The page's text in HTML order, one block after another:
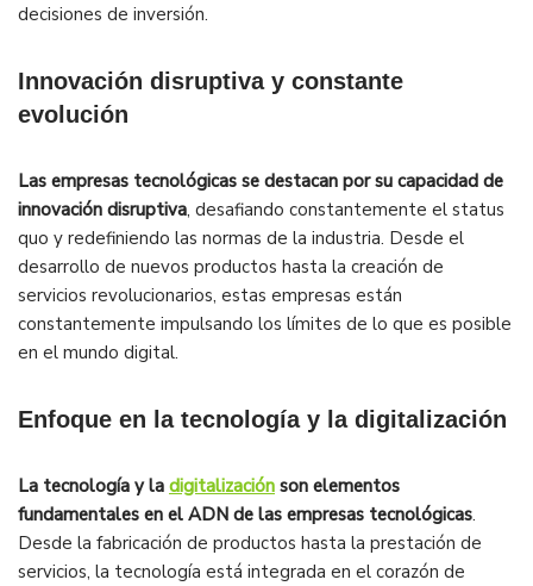
decisiones de inversión.
Innovación disruptiva y constante
evolución
Las empresas tecnológicas se destacan por su capacidad de
innovación disruptiva, desafiando constantemente el status
quo y redefiniendo las normas de la industria. Desde el
desarrollo de nuevos productos hasta la creación de
servicios revolucionarios, estas empresas están
constantemente impulsando los límites de lo que es posible
en el mundo digital.
Enfoque en la tecnología y la digitalización
La tecnología y la digitalización son elementos
fundamentales en el ADN de las empresas tecnológicas.
Desde la fabricación de productos hasta la prestación de
servicios, la tecnología está integrada en el corazón de